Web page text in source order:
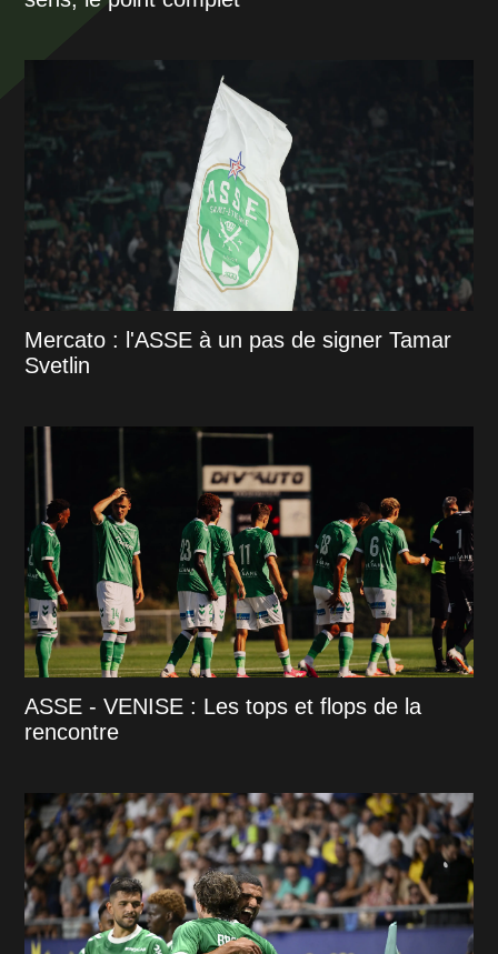
Mercato : l'ASSE à un pas de signer Tamar
Svetlin
ASSE - VENISE : Les tops et flops de la
rencontre